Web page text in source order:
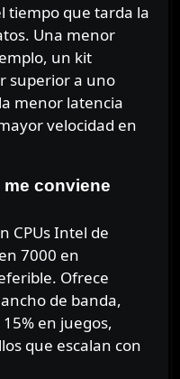
tiempo que tarda la
Una menor
un kit
superior a uno
menor latencia
velocidad en
me conviene
CPUs Intel de
7000 en
Ofrece
de banda,
en juegos,
que escalan con